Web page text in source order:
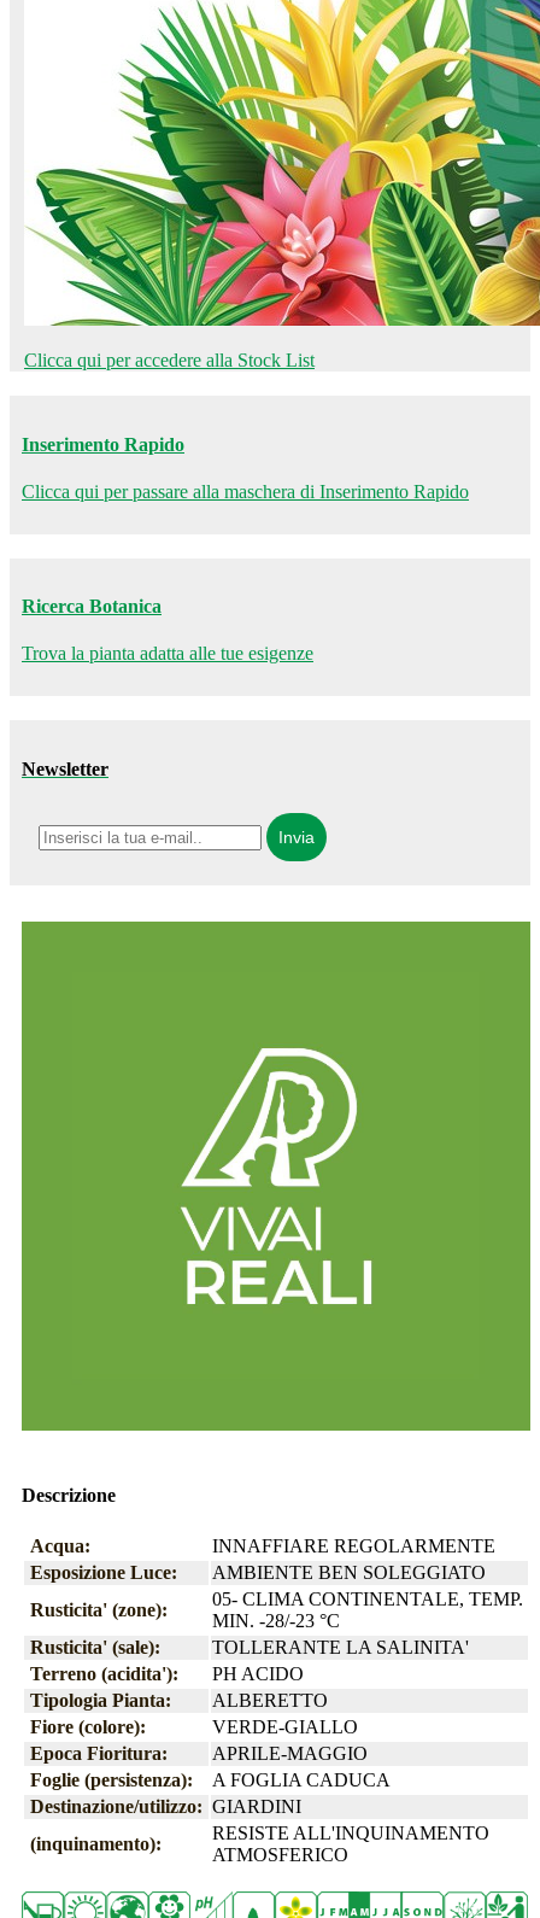
Clicca qui per accedere alla Stock List
Inserimento Rapido
Clicca qui per passare alla maschera di Inserimento Rapido
Ricerca Botanica
Trova la pianta adatta alle tue esigenze
Newsletter
Descrizione
Acqua:
INNAFFIARE REGOLARMENTE
Esposizione Luce:
AMBIENTE BEN SOLEGGIATO
Rusticita' (zone):
05- CLIMA CONTINENTALE, TEMP.
MIN. -28/-23 °C
Rusticita' (sale):
TOLLERANTE LA SALINITA'
Terreno (acidita'):
PH ACIDO
Tipologia Pianta:
ALBERETTO
Fiore (colore):
VERDE-GIALLO
Epoca Fioritura:
APRILE-MAGGIO
Foglie (persistenza):
A FOGLIA CADUCA
Destinazione/utilizzo: GIARDINI
(inquinamento):
RESISTE ALL'INQUINAMENTO
ATMOSFERICO